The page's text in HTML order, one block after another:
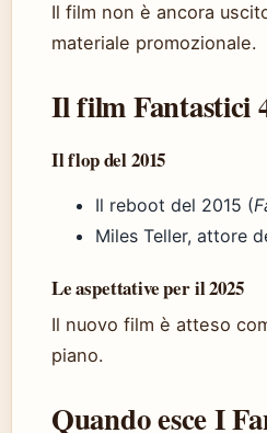
Il film non è ancora
materiale promozionale.
Il film Fantastici
Il flop del 2015
Il reboot del 2015 (
Miles Teller, attore
Le aspettative per il 2025
Il nuovo film è atteso
piano.
Quando esce I